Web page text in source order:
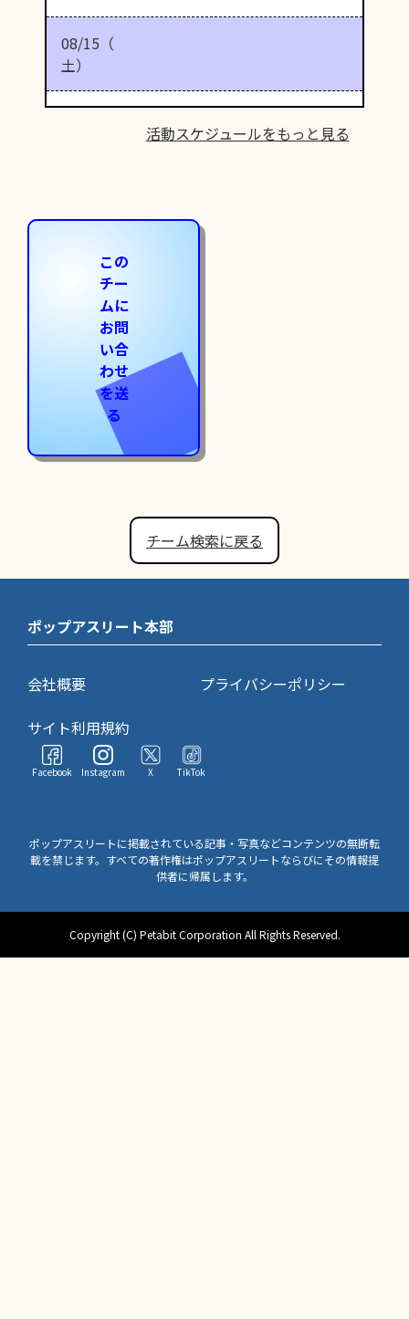
08/15（
土）
活動スケジュールをもっと見る
この
チー
ムに
お問
い合
わせ
を送
る
チーム検索に戻る
ポップアスリート本部
会社概要
プライバシーポリシー
サイト利用規約
Facebook Instagram X TikTok
ポップアスリートに掲載されている記事・写真などコンテンツの無断転
載を禁じます。すべての著作権はポップアスリートならびにその情報提
供者に帰属します。
Copyright (C) Petabit Corporation All Rights Reserved.